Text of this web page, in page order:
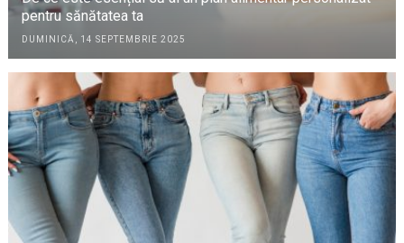
pentru sănătatea ta
DUMINICĂ, 14 SEPTEMBRIE 2025